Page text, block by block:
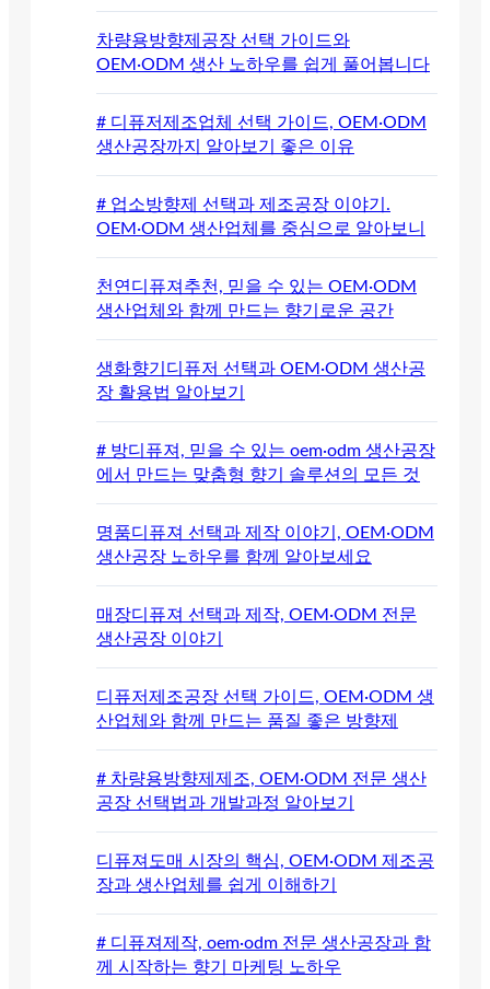
차량용방향제공장 선택 가이드와
OEM·ODM 생산 노하우를 쉽게 풀어봅니다
# 디퓨저제조업체 선택 가이드, OEM·ODM
생산공장까지 알아보기 좋은 이유
# 업소방향제 선택과 제조공장 이야기.
OEM·ODM 생산업체를 중심으로 알아보니
천연디퓨져추천, 믿을 수 있는 OEM·ODM
생산업체와 함께 만드는 향기로운 공간
생화향기디퓨저 선택과 OEM·ODM 생산공
장 활용법 알아보기
# 방디퓨져, 믿을 수 있는 oem·odm 생산공장
에서 만드는 맞춤형 향기 솔루션의 모든 것
명품디퓨져 선택과 제작 이야기, OEM·ODM
생산공장 노하우를 함께 알아보세요
매장디퓨져 선택과 제작, OEM·ODM 전문
생산공장 이야기
디퓨저제조공장 선택 가이드, OEM·ODM 생
산업체와 함께 만드는 품질 좋은 방향제
# 차량용방향제제조, OEM·ODM 전문 생산
공장 선택법과 개발과정 알아보기
디퓨져도매 시장의 핵심, OEM·ODM 제조공
장과 생산업체를 쉽게 이해하기
# 디퓨져제작, oem·odm 전문 생산공장과 함
께 시작하는 향기 마케팅 노하우